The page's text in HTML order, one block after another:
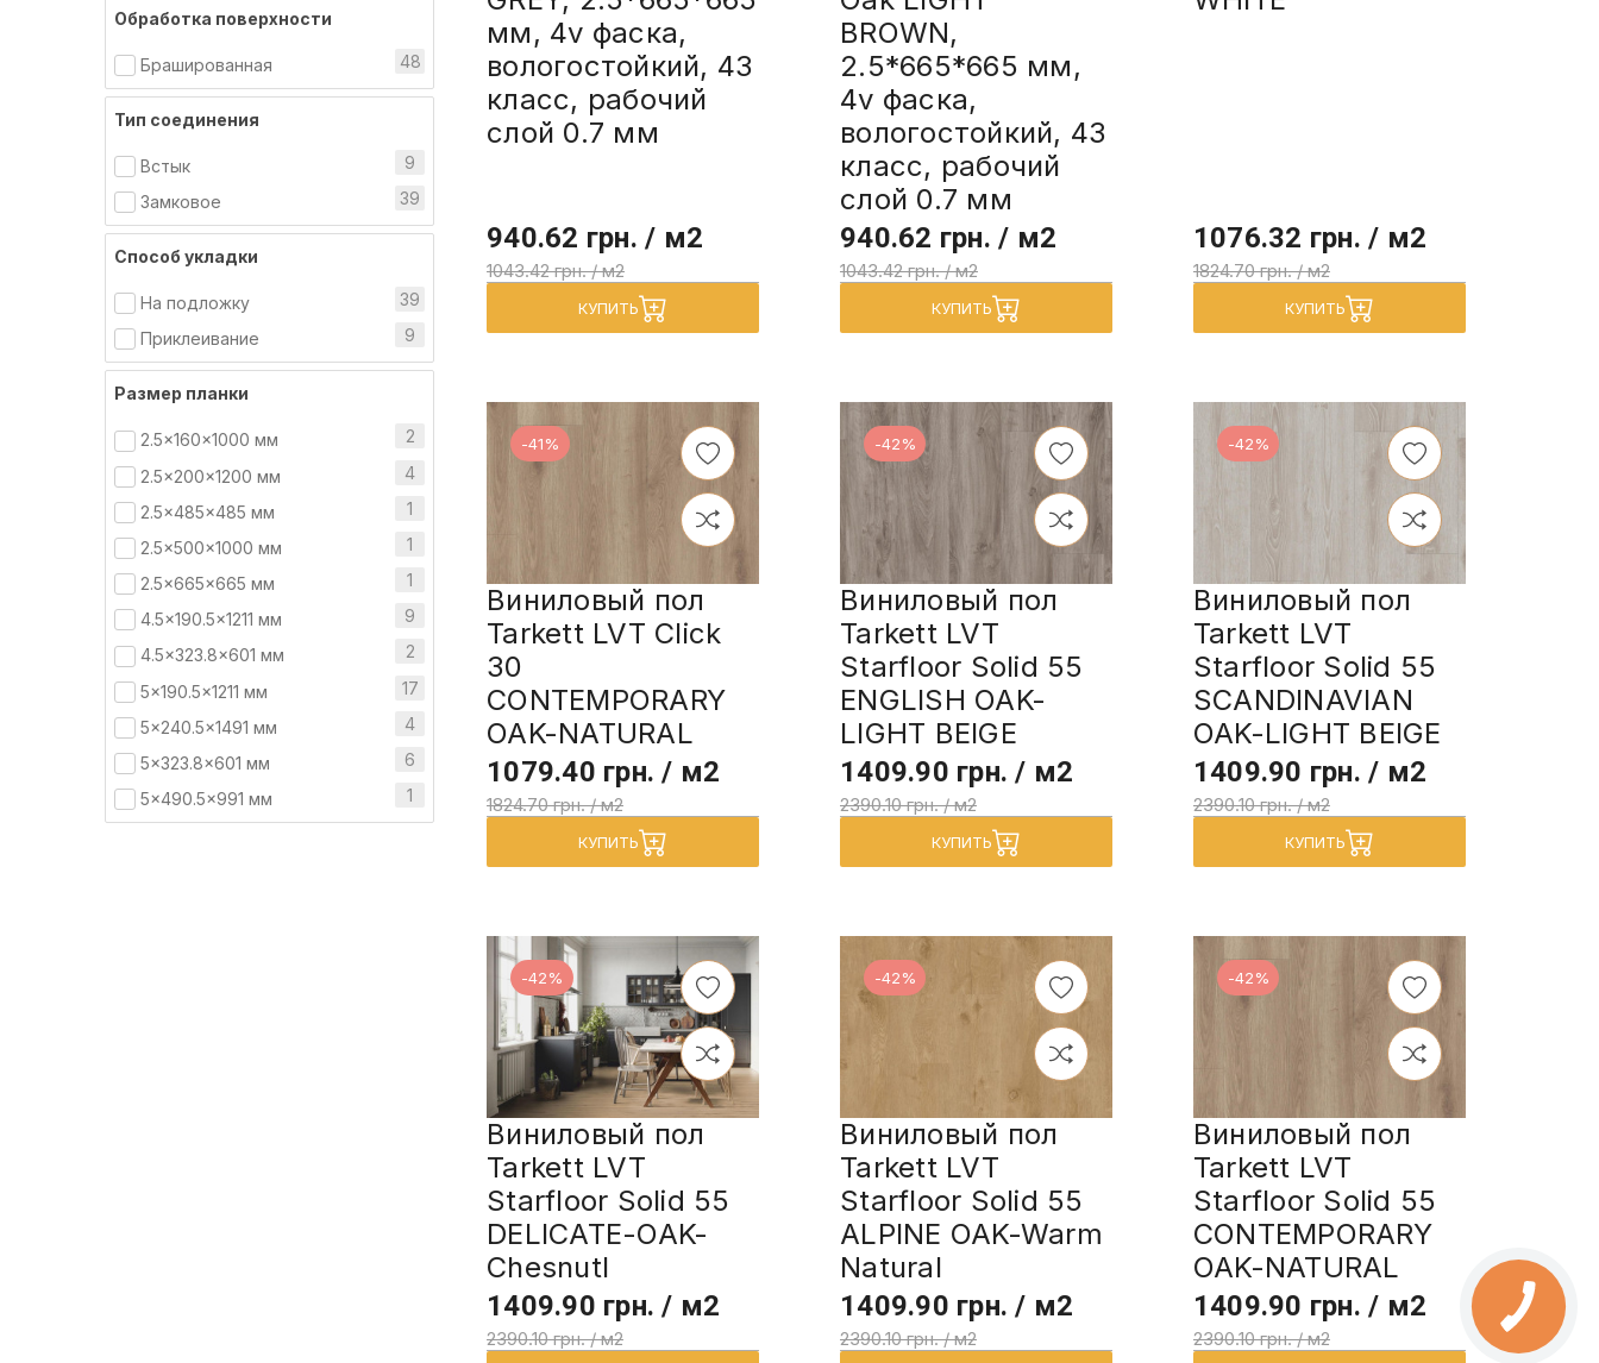
Обработка поверхности
Брашированная 48
Тип соединения
Встык
9
Замковое
39
Способ укладки
На подложку
39
Приклеивание
9
Размер планки
2.5x160x1000 мм
2
2.5x200x1200 мм
4
2.5x485x485 мм
1
2.5x500x1000 мм
1
2.5x665x665 мм
1
4.5x190.5x1211 мм
9
4.5x323.8x601 мм
2
5x190.5x1211 мм
17
5x240.5x1491 мм
4
5x323.8x601 мм
6
5x490.5x991 мм
1
мм, 4v фаска,
вологостойкий, 43
класс, рабочий
слой 0.7 мм
940.62 грн. / м2
1043.42 грн. / м2
КУПИТЬ
BROWN,
2.5*665*665 мм,
4v фаска,
вологостойкий, 43
класс, рабочий
слой 0.7 мм
940.62 грн. / м2
1043.42 грн. / м2
КУПИТЬ
1076.32 грн. / м2
1824.70 грн. / м2
КУПИТЬ
-41%
Виниловый пол
Tarkett LVT Click
30
CONTEMPORARY
OAK-NATURAL
1079.40 грн. / м2
1824.70 грн. / м2
КУПИТЬ
-42%
Виниловый пол
Tarkett LVT
Starfloor Solid 55
ENGLISH OAK-
LIGHT BEIGE
1409.90 грн. / м2
2390.10 грн. / м2
КУПИТЬ
-42%
Виниловый пол
Tarkett LVT
Starfloor Solid 55
SCANDINAVIAN
OAK-LIGHT BEIGE
1409.90 грн. / м2
2390.10 грн. / м2
КУПИТЬ
-42%
Виниловый пол
Tarkett LVT
Starfloor Solid 55
DELICATE-OAK-
Chesnutl
1409.90 грн. / м2
2390.10 грн. / м2
-42%
Виниловый пол
Tarkett LVT
Starfloor Solid 55
ALPINE OAK-Warm
Natural
1409.90 грн. / м2
2390.10 грн. / м2
-42%
Виниловый пол
Tarkett LVT
Starfloor Solid 55
CONTEMPORARY
OAK-NATURAL
1409.90 грн. / м2
2390.10 грн. / м2